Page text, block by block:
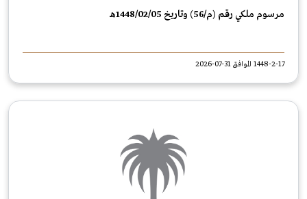
مرسوم ملكي رقم (م/56) وتاريخ 05/‏02‏/1448هـ
1448-2-17 الموافق 31-07-2026